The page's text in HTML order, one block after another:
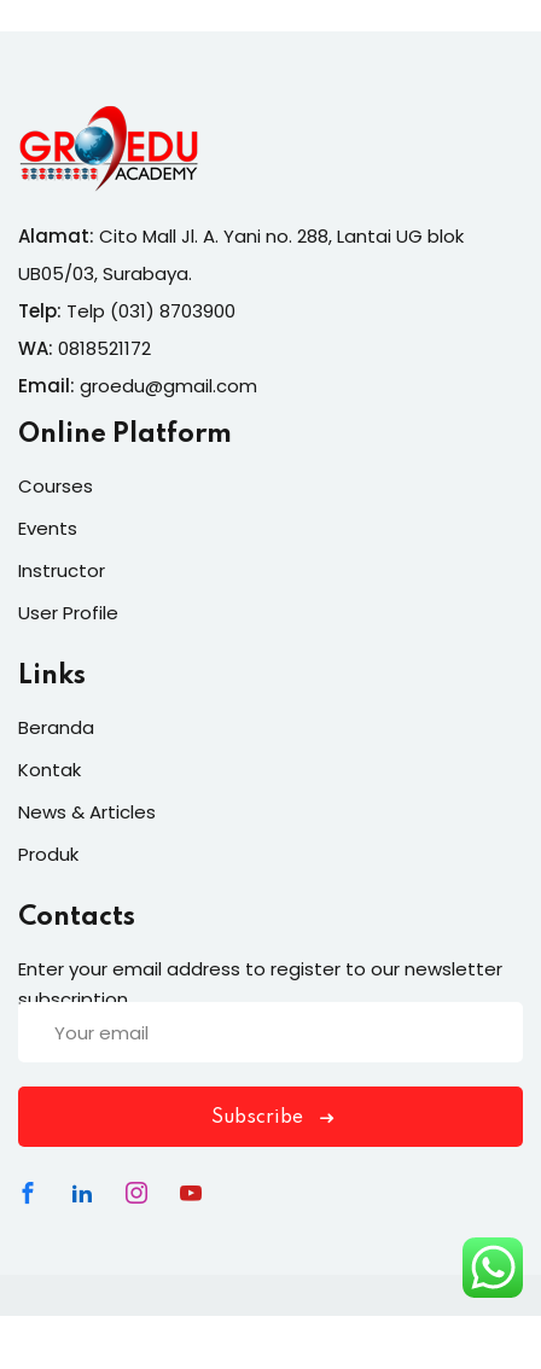
Alamat: Cito Mall Jl. A. Yani no. 288, Lantai UG blok
UB05/03, Surabaya.
Telp: Telp (031) 8703900
WA: 0818521172
Email: groedu@gmail.com
Online Platform
Courses
Events
Instructor
User Profile
Links
Beranda
Kontak
News & Articles
Produk
Contacts
Enter your email address to register to our newsletter
subscription
Subscribe